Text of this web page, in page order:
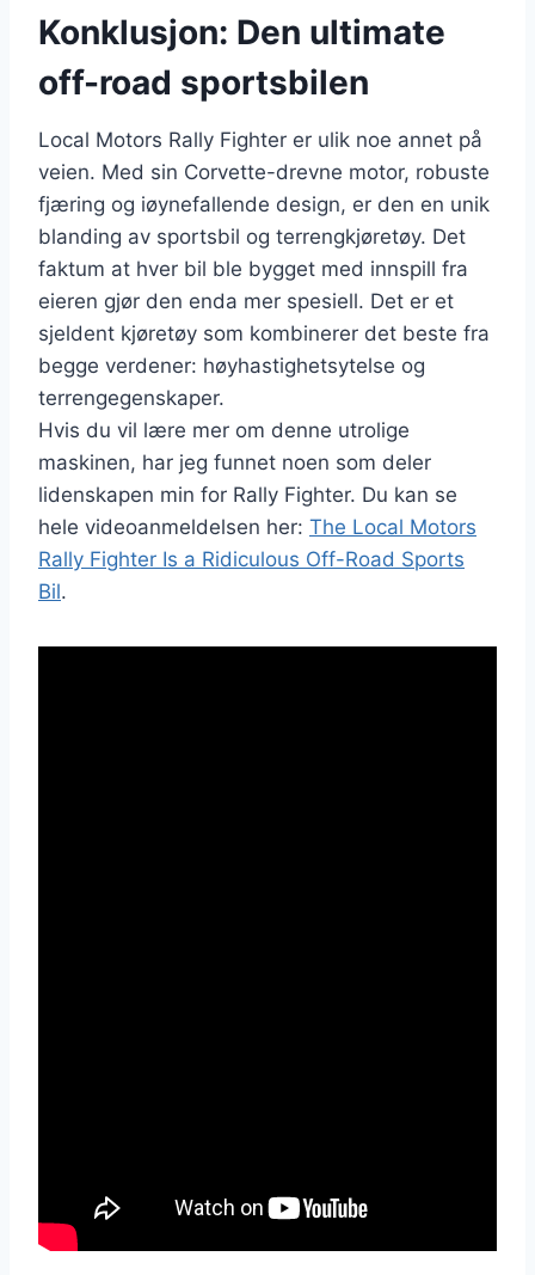
Konklusjon: Den ultimate
off-road sportsbilen
Local Motors Rally Fighter er ulik noe annet på
veien. Med sin Corvette-drevne motor, robuste
fjæring og iøynefallende design, er den en unik
blanding av sportsbil og terrengkjøretøy. Det
faktum at hver bil ble bygget med innspill fra
eieren gjør den enda mer spesiell. Det er et
sjeldent kjøretøy som kombinerer det beste fra
begge verdener: høyhastighetsytelse og
terrengegenskaper.
Hvis du vil lære mer om denne utrolige
maskinen, har jeg funnet noen som deler
lidenskapen min for Rally Fighter. Du kan se
hele videoanmeldelsen her: The Local Motors
Rally Fighter Is a Ridiculous Off-Road Sports
Bil.